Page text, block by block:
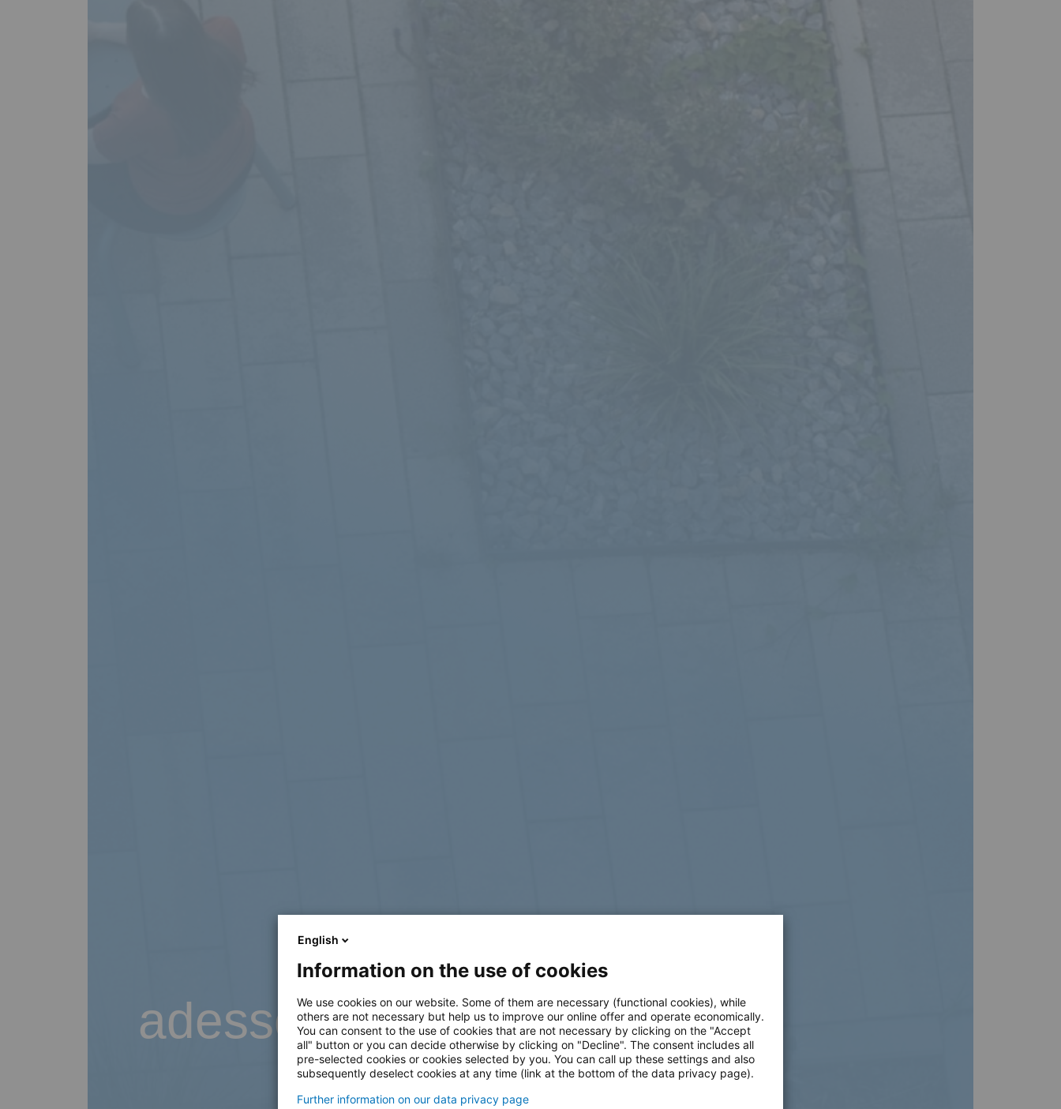
adesso Blog
English
Information on the use of cookies
We use cookies on our website. Some of them are necessary (functional cookies), while
others are not necessary but help us to improve our online offer and operate economically.
You can consent to the use of cookies that are not necessary by clicking on the "Accept
all" button or you can decide otherwise by clicking on "Decline". The consent includes all
pre-selected cookies or cookies selected by you. You can call up these settings and also
subsequently deselect cookies at any time (link at the bottom of the data privacy page).
Further information on our data privacy page